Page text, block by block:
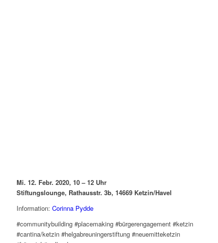
Mi. 12. Febr. 2020, 10 – 12 Uhr
Stiftungslounge, Rathausstr. 3b, 14669 Ketzin/Havel
Information: Corinna Pydde
#communitybuilding #placemaking #bürgerengagement #ketzin
#cantina/ketzin #helgabreuningerstiftung #neuemitteketzin